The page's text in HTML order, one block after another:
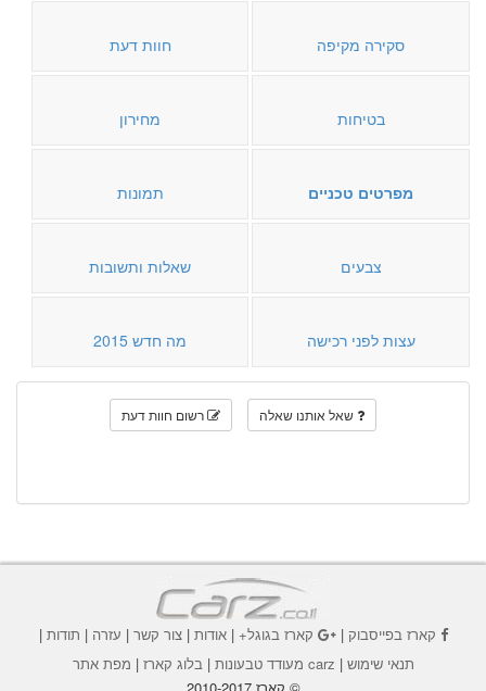
סקירה מקיפה חוות דעת
בטיחות מחירון
מפרטים טכניים תמונות
צבעים שאלות ותשובות
עצות לפני רכישה מה חדש 2015
שאל אותנו שאלה רשום חוות דעת
קארז בפייסבוק| קארז בגוגל+|אודות |צור קשר | עזרה | תודות |
תנאי שימוש | carz מעודד טבעונות | בלוג קארז | מפת אתר
© קארז 2010-2017